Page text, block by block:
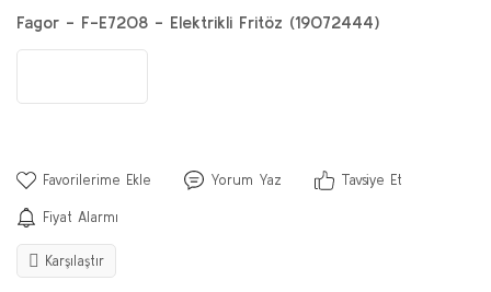
Fagor - F-E7208 - Elektrikli Fritöz (19072444)
Yorum Yaz Tavsiye Et
Fiyat Alarmı
Karşılaştır